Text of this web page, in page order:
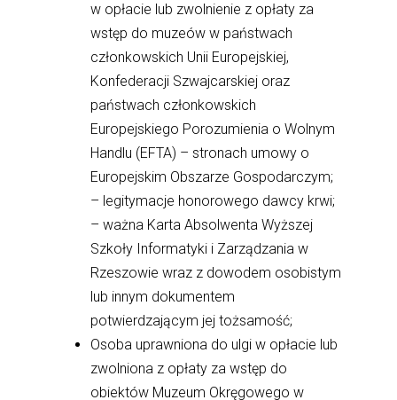
w opłacie lub zwolnienie z opłaty za
wstęp do muzeów w państwach
członkowskich Unii Europejskiej,
Konfederacji Szwajcarskiej oraz
państwach członkowskich
Europejskiego Porozumienia o Wolnym
Handlu (EFTA) – stronach umowy o
Europejskim Obszarze Gospodarczym;
– legitymacje honorowego dawcy krwi;
– ważna Karta Absolwenta Wyższej
Szkoły Informatyki i Zarządzania w
Rzeszowie wraz z dowodem osobistym
lub innym dokumentem
potwierdzającym jej tożsamość;
Osoba uprawniona do ulgi w opłacie lub
zwolniona z opłaty za wstęp do
obiektów Muzeum Okręgowego w